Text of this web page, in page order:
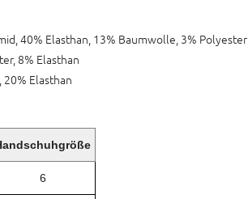
40% Elasthan, 13% Baumwolle, 3% Polyester
8% Elasthan
20% Elasthan
6